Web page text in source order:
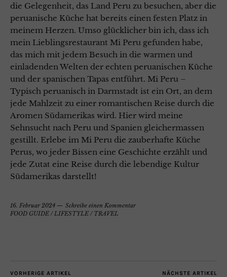
die Gelegenheit, das Land Peru zu besuchen, aber die
peruanische Küche hat bereits einen festen Platz in
meinem Herzen. Umso glücklicher bin ich, dass ich
mein Lieblingsrestaurant Mi Peru gefunden habe,
das mich mit jedem Besuch in die warmen und
einladenden Welten der echten peruanischen Küche
und der spanischen Tapas entführt. Mi Peru –
Typisch peruanisch in Darmstadt ist ein Ort, an dem
jede Mahlzeit zu einer romantischen Reise durch die
Aromen Südamerikas wird. Hier wird meine
Sehnsucht nach Peru und Spanien gleichermassen
gestillt. Erlebe im Mi Peru die zauberhafte Küche
Perus, wo jeder Bissen eine Geschichte erzählt und
jede Zutat eine Reise durch die lebendige Kultur
Südamerikas darstellt!
16. Februar 2024
Schreibe einen Kommentar
FOOD GUIDE /LIFESTYLE / TRAVEL
VORHERIGE ARTIKEL NÄCHSTE ARTIKEL